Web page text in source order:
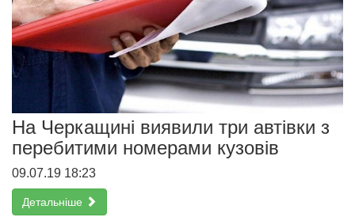
На Черкащині виявили три автівки з
перебитими номерами кузовів
09.07.19 18:23
Детальніше